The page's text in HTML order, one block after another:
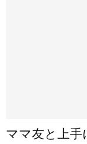
ママ友と上手